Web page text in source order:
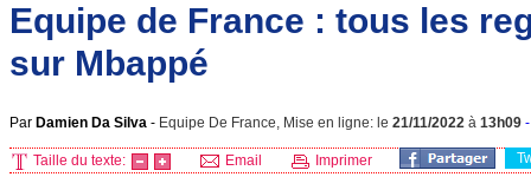
Equipe de France : tous les
sur Mbappé
Par Damien Da Silva - Equipe De France, Mise en ligne: le 21/11/2022 à 13h09
Taille du texte: Email Imprimer